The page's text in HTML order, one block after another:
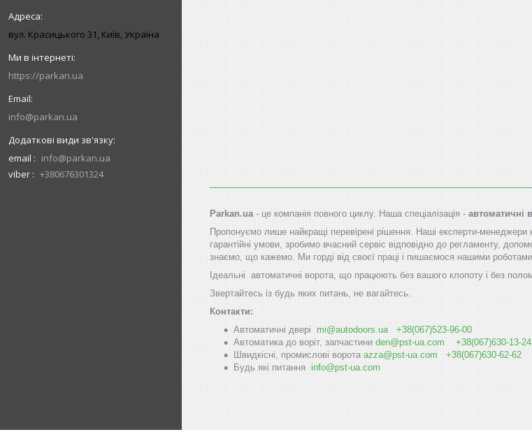
вул. Красицького 31, Київ, Україна
https://parkan.ua
info@parkan.ua
email
info@parkan.ua
viber
+380676301324
Parkan.ua- це компанія повного циклу. Наша спеціалізація - автоматичні
Пропонуємо лише найкращі перевірені рішення. Наші експерти-
гарантійні умови, зробимо вчасний сервіс відповідно до регламенту,
знаємо, що кажемо. Ми горді від своєї праці і пишаємося нашими
Ідеальні автоматичні ворота, що працюють без вашого клопоту і без
Звертайтесь із будь яких питань, не вагайтесь.
Контакти:
Автоматичні двері mi@autodoоrs.ua
+38(067)523-96-00
Автоматика до воріт, запчастини den@pst-ua.com
+38(067)630-13-24
Швидкісні, промислові ворота azza@pst-ua.com
+38(067)630-62-62
Будь які питання info@pst-ua.com